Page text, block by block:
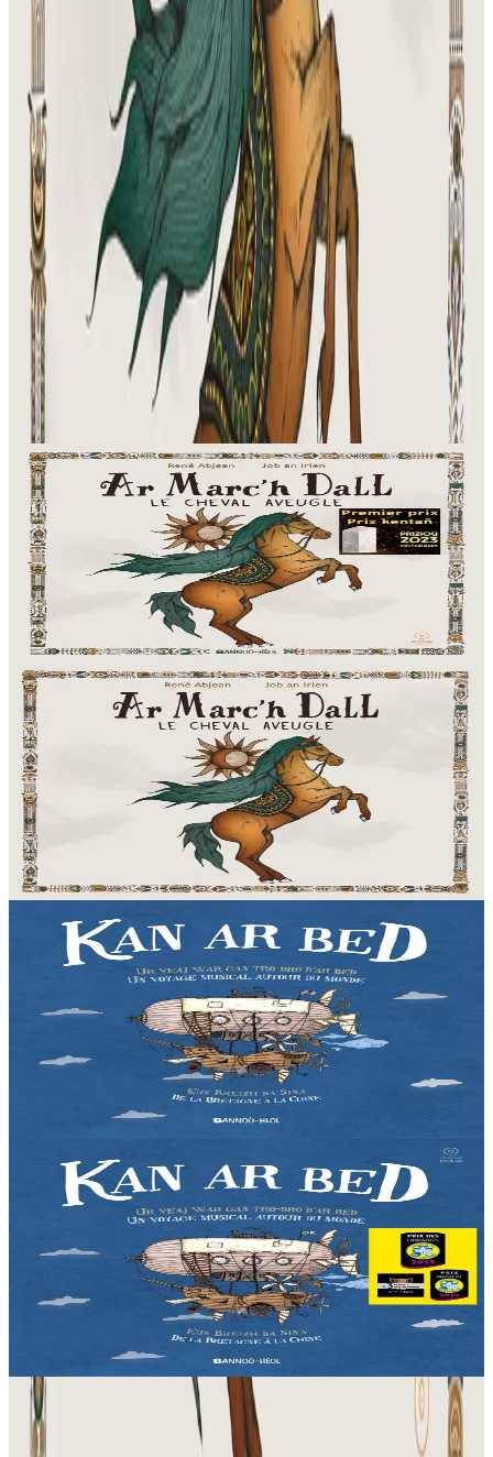
Produits en rapport
Bannoù-heol
Ar Marc'h Dall - Livre-CD
Près de cent chanteurs et instrumentistes de Bretagne, de Corse et
l’Orchestre Symphonique de Bulgarie nous font partager un
merveilleux moment musical grâce à...
En stock
Voir
Acheter
2 ans et plus
Bannoù-heol
Ar Marc'h Dall - CD
Près de cent chanteurs et instrumentistes de Bretagne, de Corse et
l’Orchestre Symphonique de Bulgarie nous font partager un
merveilleux moment musical grâce à...
En stock
Voir
Acheter
Bannoù-heol
Kan ar Bed - CD
Liza vit dans les Monts d'Arrée, au cœur de la Bretagne. Une nuit,
la jeune fille décide de partir à la découverte du monde. Une
invitation au voyage à travers...
Bannoù-heol
Kan ar Bed - Livre-CD
Liza vit dans les Monts d'Arrée, au cœur de la Bretagne. Une nuit,
la jeune fille décide de partir à la découverte du monde. Une
invitation au voyage à travers...
Acheter